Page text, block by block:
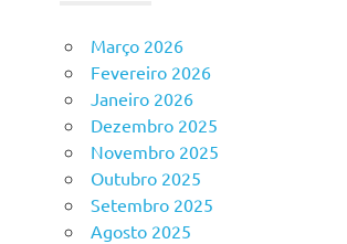
Março 2026
Fevereiro 2026
Janeiro 2026
Dezembro 2025
Novembro 2025
Outubro 2025
Setembro 2025
Agosto 2025